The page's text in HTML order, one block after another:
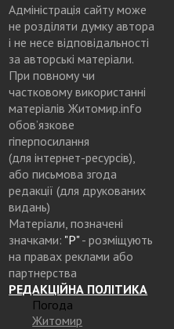
Адміністрація сайту може
не розділяти думку автора
і не несе відповідальності
за авторські матеріали.
При повному чи
частковому використанні
матеріалів Житомир.info
обов’язкове
гіперпосилання
(для інтернет-ресурсів),
або письмова згода
редакції (для друкованих
видань)
Матеріали, позначені
значками: "Р"- розміщують
на правах реклами або
партнерства
РЕДАКЦІЙНА ПОЛІТИКА
Погода
Житомир